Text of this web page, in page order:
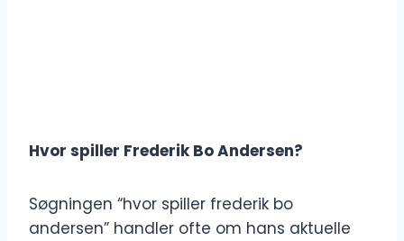
Hvor spiller Frederik Bo Andersen?
Søgningen “hvor spiller frederik bo
andersen” handler ofte om hans aktuelle